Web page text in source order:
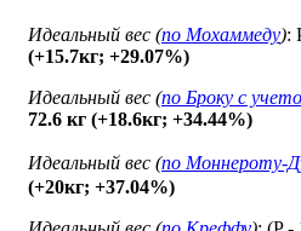
Идеальный вес (по Мохаммеду):
(+15.7кг; +29.07%)
Идеальный вес (по Броку c
72.6 кг (+18.6кг; +34.44%)
Идеальный вес (по Моннероту-
(+20кг; +37.04%)